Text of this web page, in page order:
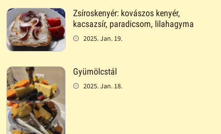
Zsíroskenyér: kovászos kenyér,
kacsazsír, paradicsom, lilahagyma
2025. Jan. 19.
Gyümölcstál
2025. Jan. 18.